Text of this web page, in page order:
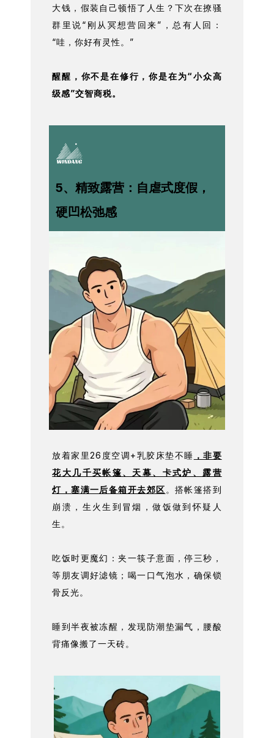
大钱，假装自己顿悟了人生？下次在撩骚
群里说“刚从冥想营回来”，总有人回：
“哇，你好有灵性。”
醒醒，你不是在修行，你是在为“小众高
级感”交智商税。
5、精致露营：自虐式度假，
硬凹松弛感
放着家里26度空调+乳胶床垫不睡 ，非要
花大几千买帐篷、天幕、卡式炉、露营
灯，塞满一后备箱开去郊区 。搭帐篷搭到
崩溃，生火生到冒烟，做饭做到怀疑人
生。
吃饭时更魔幻：夹一筷子意面，停三秒，
等朋友调好滤镜；喝一口气泡水，确保锁
骨反光。
睡到半夜被冻醒，发现防潮垫漏气，腰酸
背痛像搬了一天砖。